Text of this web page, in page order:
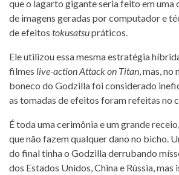
que o lagarto gigante seria feito em uma
de imagens geradas por computador e
de efeitos tokusatsupráticos.
Ele utilizou essa mesma estratégia
filmes live-actionAttack on Titan, mas, no
boneco do Godzilla foi considerado
as tomadas de efeitos foram refeitas no
É toda uma cerimônia e um grande
que não fazem qualquer dano no bicho.
do final tinha o Godzilla derrubando
dos Estados Unidos, China e Rússia,